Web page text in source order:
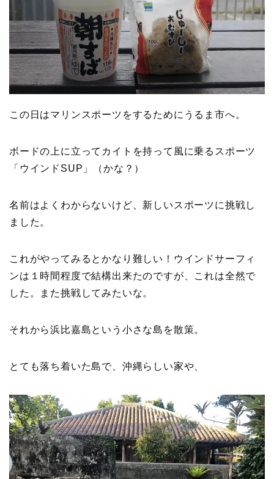
この日はマリンスポーツをするためにうるま市へ。
ボードの上に立ってカイトを持って風に乗るスポーツ
「ウインドSUP」（かな？）
名前はよくわからないけど、新しいスポーツに挑戦し
ました。
これがやってみるとかなり難しい！ウインドサーフィ
ンは１時間程度で結構出来たのですが、これは全然で
した。また挑戦してみたいな。
それから浜比嘉島という小さな島を散策。
とても落ち着いた島で、沖縄らしい家や、